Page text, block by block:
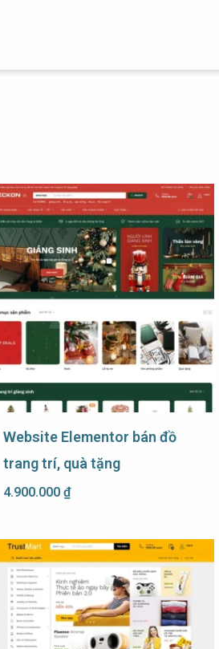
Website Elementor bán đồ
trang trí, quà tặng
4.900.000 ₫